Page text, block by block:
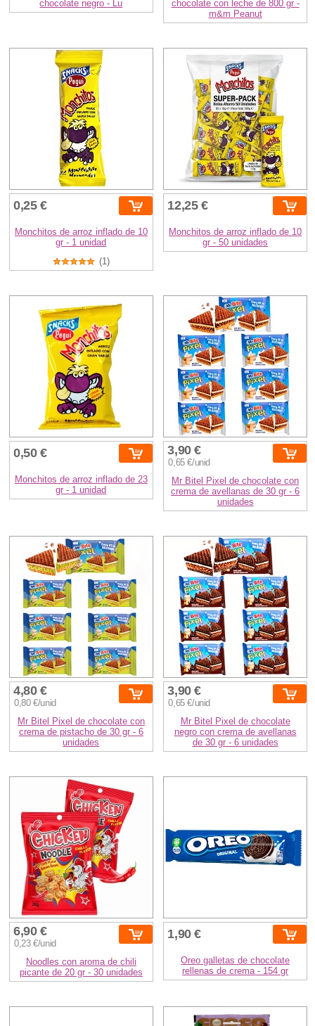
chocolate negro - Lu
chocolate con leche de 800 gr -
m&m Peanut
0,25 €
Monchitos de arroz inflado de 10
gr - 1 unidad
(1)
12,25 €
Monchitos de arroz inflado de 10
gr - 50 unidades
0,50 €
Monchitos de arroz inflado de 23
gr - 1 unidad
3,90 €
0,65 €/unid
Mr Bitel Pixel de chocolate con
crema de avellanas de 30 gr - 6
unidades
4,80 €
0,80 €/unid
Mr Bitel Pixel de chocolate con
crema de pistacho de 30 gr - 6
unidades
3,90 €
0,65 €/unid
Mr Bitel Pixel de chocolate
negro con crema de avellanas
de 30 gr - 6 unidades
6,90 €
0,23 €/unid
Noodles con aroma de chili
picante de 20 gr - 30 unidades
1,90 €
Oreo galletas de chocolate
rellenas de crema - 154 gr